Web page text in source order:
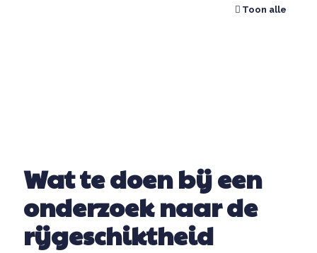
Toon alle
Wat te doen bij een
onderzoek naar de
rijgeschiktheid